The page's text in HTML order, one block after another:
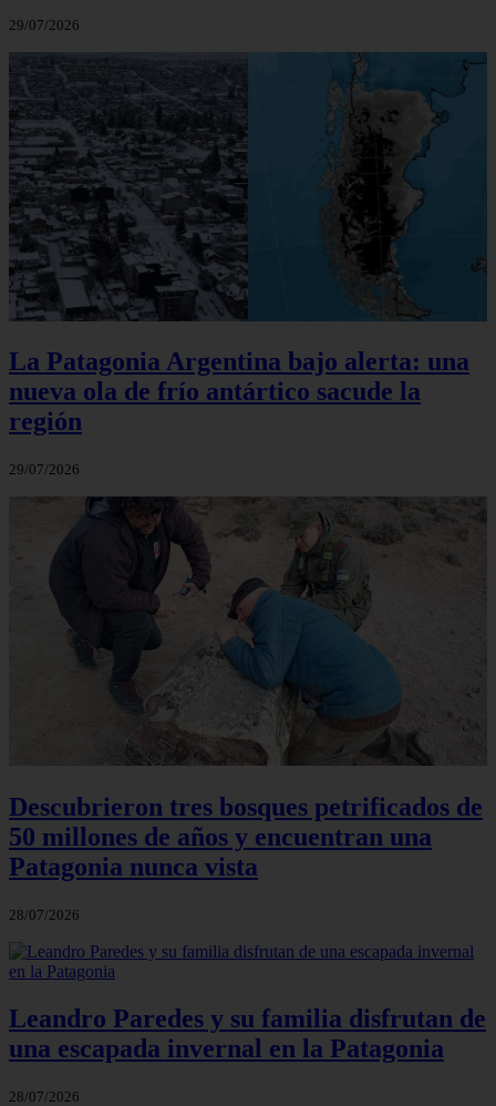
29/07/2026
La Patagonia Argentina bajo alerta: una
nueva ola de frío antártico sacude la
región
29/07/2026
Descubrieron tres bosques petrificados de
50 millones de años y encuentran una
Patagonia nunca vista
28/07/2026
Leandro Paredes y su familia disfrutan de
una escapada invernal en la Patagonia
28/07/2026